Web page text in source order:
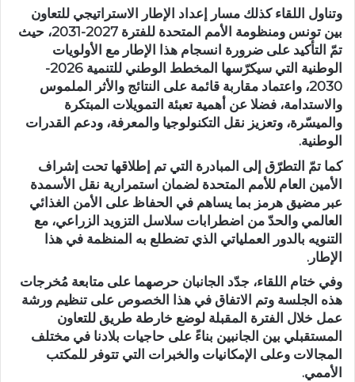
وتناول اللقاء كذلك مسار إعداد الإطار الاستراتيجي للتعاون
بين تونس ومنظومة الأمم المتحدة للفترة 2027-2031، حيث
تمّ التأكيد على ضرورة انسجام هذا الإطار مع الأولويات
الوطنية التي سيكرّسها المخطط الوطني للتنمية 2026-
2030، واعتماد مقاربة قائمة على النتائج والأثر الملموس
والاستدامة، فضلا عن أهمية تعبئة التمويلات المبتكرة
والميسّرة، وتعزيز نقل التكنولوجيا والمعرفة، ودعم القدرات
الوطنية.
كما تمّ التطرّق إلى المبادرة التي تم إطلاقها تحت إشراف
الأمين العام للأمم المتحدة لضمان استمرارية نقل الأسمدة
عبر مضيق هرمز بما يساهم في الحفاظ على الأمن الغذائي
العالمي والحدّ من اضطرابات سلاسل التزويد الزراعي، مع
التنويه بالدور العملياتي الذي تضطلع به المنظمة في هذا
الإطار.
وفي ختام اللقاء، جدّد الجانبان حرصهما على متابعة مُخرجات
هذه الجلسة وتم الاتفاق في هذا الخصوص على تنظيم ورشة
عمل خلال الفترة المقبلة لوضع خارطة طريق للتعاون
المستقبلي بين الجانبين بناءً على حاجيات بلادنا في مختلف
المجالات وعلى الإمكانيات والخبرات التي تتوفر للمكتب
الأممي.